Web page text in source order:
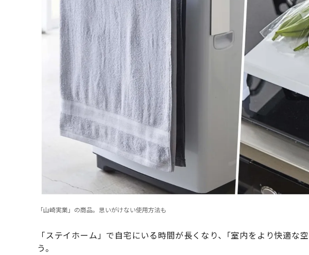
「山崎実業」の商品。思いがけない使用方法も
「ステイホーム」で自宅にいる時間が長くなり、｢室内をより快適な
う。